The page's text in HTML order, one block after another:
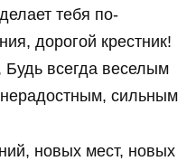
тебя по-
дорогой крестник!
Будь всегда веселым
сильным
новых мест, новых